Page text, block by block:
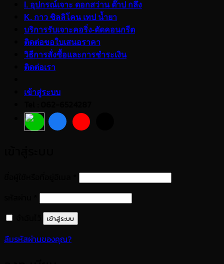
I. อุปกรณ์เจาะ ดอกสว่าน ต๊าป กลึง
K. กาว ซิลลิโคน เทป น้ำยา
บริการรับเจาะคอริ่ง-ตัดคอนกรีต
ติดต่อขอใบเสนอราคา
วิธีการสั่งซื้อและการชำระเงิน
ติดต่อเรา
เข้าสู่ระบบ
ต้องการ
ต้องการ
เข้าสู่ระบบ
ลืมรหัสผ่านของคุณ?